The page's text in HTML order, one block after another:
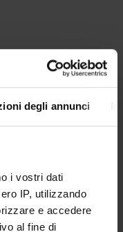
degli annunci
i vostri dati
IP, utilizzando
e accedere
al fine di